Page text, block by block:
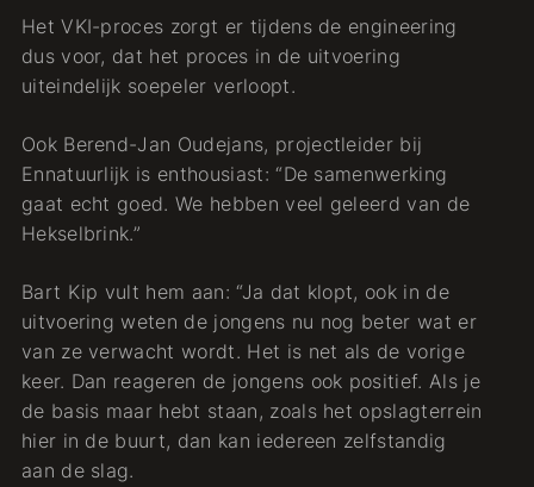
Het VKI-proces zorgt er tijdens de engineering
dus voor, dat het proces in de uitvoering
uiteindelijk soepeler verloopt.
Ook Berend-Jan Oudejans, projectleider bij
Ennatuurlijk is enthousiast: “De samenwerking
gaat echt goed. We hebben veel geleerd van de
Hekselbrink.”
Bart Kip vult hem aan: “Ja dat klopt, ook in de
uitvoering weten de jongens nu nog beter wat er
van ze verwacht wordt. Het is net als de vorige
keer. Dan reageren de jongens ook positief. Als je
de basis maar hebt staan, zoals het opslagterrein
hier in de buurt, dan kan iedereen zelfstandig
aan de slag.